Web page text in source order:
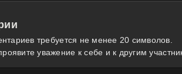
требуется не менее 20 символов.
уважение к себе и к другим